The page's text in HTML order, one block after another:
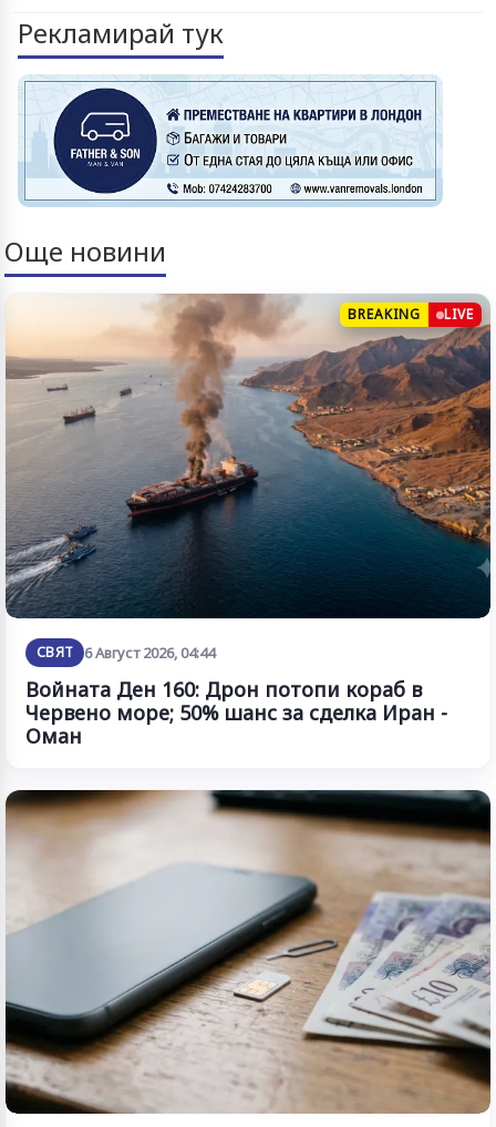
Рекламирай тук
Още новини
BREAKING LIVE
СВЯТ 6 Август 2026, 04:44
Войната Ден 160: Дрон потопи кораб в
Червено море; 50% шанс за сделка Иран -
Оман